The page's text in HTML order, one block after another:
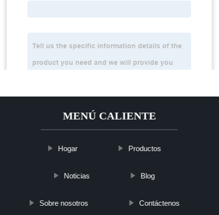
MENÚ CALIENTE
Hogar Productos
Noticias Blog
Sobre nosotros Contáctenos